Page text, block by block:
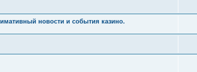
новости и события казино.